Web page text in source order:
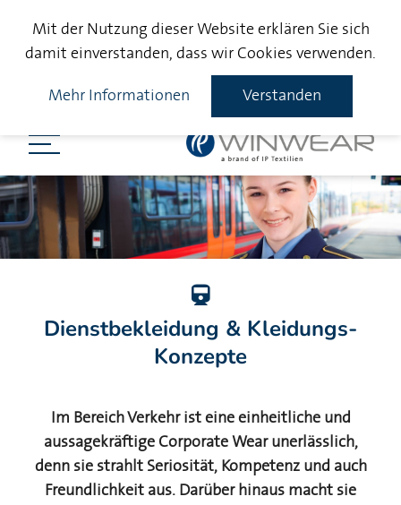
Dienstbekleidung & Kleidungs-
Konzepte
Im Bereich Verkehr ist eine einheitliche und
aussagekräftige Corporate Wear unerlässlich,
denn sie strahlt Seriosität, Kompetenz und auch
Freundlichkeit aus. Darüber hinaus macht sie
Mit der Nutzung dieser Website erklären Sie sich
damit einverstanden, dass wir Cookies verwenden.
Mehr Informationen Verstanden